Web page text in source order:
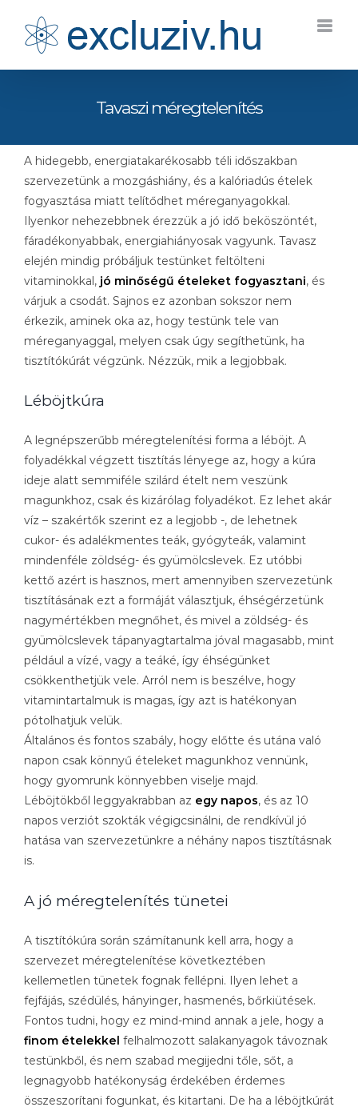
Tavaszi méregtelenítés
A hidegebb, energiatakarékosabb téli időszakban
szervezetünk a mozgáshiány, és a kalóriadús ételek
fogyasztása miatt telítődhet méreganyagokkal.
Ilyenkor nehezebbnek érezzük a jó idő beköszöntét,
fáradékonyabbak, energiahiányosak vagyunk. Tavasz
elején mindig próbáljuk testünket feltölteni
vitaminokkal, jó minőségű ételeket fogyasztani, és
várjuk a csodát. Sajnos ez azonban sokszor nem
érkezik, aminek oka az, hogy testünk tele van
méreganyaggal, melyen csak úgy segíthetünk, ha
tisztítókúrát végzünk. Nézzük, mik a legjobbak.
Léböjtkúra
A legnépszerűbb méregtelenítési forma a léböjt. A
folyadékkal végzett tisztítás lényege az, hogy a kúra
ideje alatt semmiféle szilárd ételt nem veszünk
magunkhoz, csak és kizárólag folyadékot. Ez lehet akár
víz – szakértők szerint ez a legjobb -, de lehetnek
cukor- és adalékmentes teák, gyógyteák, valamint
mindenféle zöldség- és gyümölcslevek. Ez utóbbi
kettő azért is hasznos, mert amennyiben szervezetünk
tisztításának ezt a formáját választjuk, éhségérzetünk
nagymértékben megnőhet, és mivel a zöldség- és
gyümölcslevek tápanyagtartalma jóval magasabb, mint
például a vízé, vagy a teáké, így éhségünket
csökkenthetjük vele. Arról nem is beszélve, hogy
vitamintartalmuk is magas, így azt is hatékonyan
pótolhatjuk velük.
Általános és fontos szabály, hogy előtte és utána való
napon csak könnyű ételeket magunkhoz vennünk,
hogy gyomrunk könnyebben viselje majd.
Léböjtökből leggyakrabban az egy napos, és az 10
napos verziót szokták végigcsinálni, de rendkívül jó
hatása van szervezetünkre a néhány napos tisztításnak
is.
A jó méregtelenítés tünetei
A tisztítókúra során számítanunk kell arra, hogy a
szervezet méregtelenítése következtében
kellemetlen tünetek fognak fellépni. Ilyen lehet a
fejfájás, szédülés, hányinger, hasmenés, bőrkiütések.
Fontos tudni, hogy ez mind-mind annak a jele, hogy a
finom ételekkel felhalmozott salakanyagok távoznak
testünkből, és nem szabad megijedni tőle, sőt, a
legnagyobb hatékonyság érdekében érdemes
összeszorítani fogunkat, és kitartani. De ha a léböjtkúrát